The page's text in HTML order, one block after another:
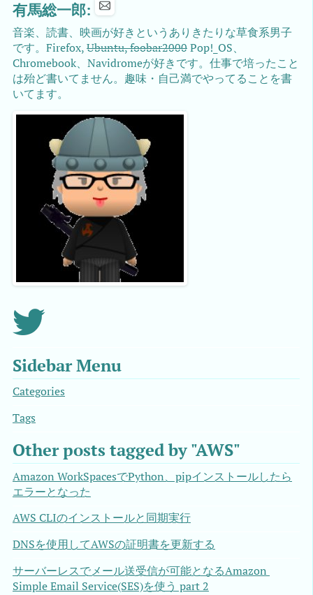
有馬総一郎:
音楽、読書、映画が好きというありきたりな草食系男子
です。Firefox,Ubuntu, foobar2000Pop!_OS、
Chromebook、Navidromeが好きです。仕事で培ったこと
は殆ど書いてません。趣味・自己満でやってることを書
いてます。
Sidebar Menu
Categories
Tags
Other posts tagged by "AWS"
Amazon WorkSpacesでPython、pipインストールしたら
エラーとなった
AWS CLIのインストールと同期実行
DNSを使用してAWSの証明書を更新する
サーバーレスでメール送受信が可能となるAmazon
Simple Email Service(SES)を使う part 2